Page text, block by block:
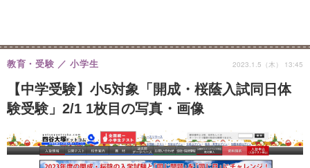
【中学受験】小5対象「開成・桜蔭入試同日体
験受験」2/1 1枚目の写真・画像
教育・受験 小学生 2023.1.5（木） 13:45